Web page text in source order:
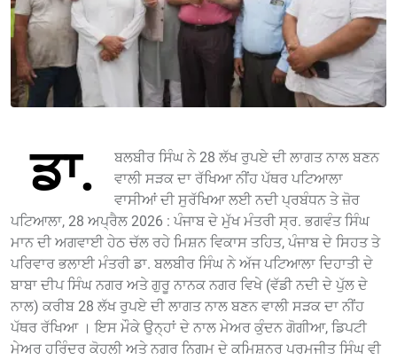
ਡਾ.
ਬਲਬੀਰ ਸਿੰਘ ਨੇ 28 ਲੱਖ ਰੁਪਏ ਦੀ ਲਾਗਤ ਨਾਲ ਬਣਨ
ਵਾਲੀ ਸੜਕ ਦਾ ਰੱਖਿਆ ਨੀਂਹ ਪੱਥਰ ਪਟਿਆਲਾ
ਵਾਸੀਆਂ ਦੀ ਸੁਰੱਖਿਆ ਲਈ ਨਦੀ ਪ੍ਰਬੰਧਨ ਤੇ ਜ਼ੋਰ
ਪਟਿਆਲਾ, 28 ਅਪ੍ਰੈਲ 2026 : ਪੰਜਾਬ ਦੇ ਮੁੱਖ ਮੰਤਰੀ ਸ੍ਰ. ਭਗਵੰਤ ਸਿੰਘ
ਮਾਨ ਦੀ ਅਗਵਾਈ ਹੇਠ ਚੱਲ ਰਹੇ ਮਿਸ਼ਨ ਵਿਕਾਸ ਤਹਿਤ, ਪੰਜਾਬ ਦੇ ਸਿਹਤ ਤੇ
ਪਰਿਵਾਰ ਭਲਾਈ ਮੰਤਰੀ ਡਾ. ਬਲਬੀਰ ਸਿੰਘ ਨੇ ਅੱਜ ਪਟਿਆਲਾ ਦਿਹਾਤੀ ਦੇ
ਬਾਬਾ ਦੀਪ ਸਿੰਘ ਨਗਰ ਅਤੇ ਗੁਰੂ ਨਾਨਕ ਨਗਰ ਵਿਖੇ (ਵੱਡੀ ਨਦੀ ਦੇ ਪੁੱਲ ਦੇ
ਨਾਲ) ਕਰੀਬ 28 ਲੱਖ ਰੁਪਏ ਦੀ ਲਾਗਤ ਨਾਲ ਬਣਨ ਵਾਲੀ ਸੜਕ ਦਾ ਨੀਂਹ
ਪੱਥਰ ਰੱਖਿਆ । ਇਸ ਮੌਕੇ ਉਨ੍ਹਾਂ ਦੇ ਨਾਲ ਮੇਅਰ ਕੁੰਦਨ ਗੋਗੀਆ, ਡਿਪਟੀ
ਮੇਅਰ ਹਰਿੰਦਰ ਕੋਹਲੀ ਅਤੇ ਨਗਰ ਨਿਗਮ ਦੇ ਕਮਿਸ਼ਨਰ ਪਰਮਜੀਤ ਸਿੰਘ ਵੀ